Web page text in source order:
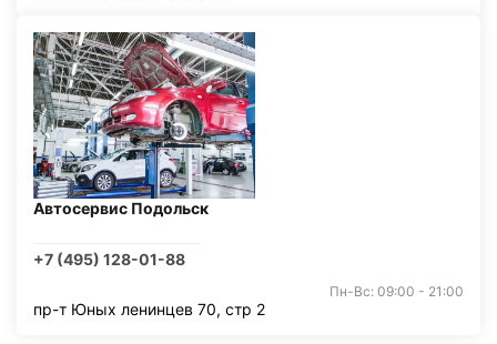
Автосервис Подольск
+7 (495) 128-01-88
Пн-Вс: 09:00 - 21:00
пр-т Юных ленинцев 70, стр 2